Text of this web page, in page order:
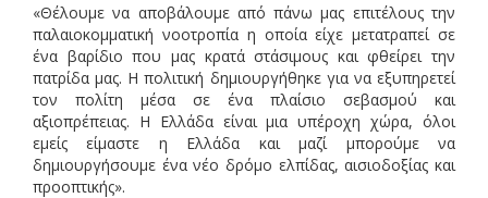
«Θέλουμε να αποβάλουμε από πάνω μας επιτέλους την
παλαιοκομματική νοοτροπία η οποία είχε μετατραπεί σε
ένα βαρίδιο που μας κρατά στάσιμους και φθείρει την
πατρίδα μας. Η πολιτική δημιουργήθηκε για να εξυπηρετεί
τον πολίτη μέσα σε ένα πλαίσιο σεβασμού και
αξιοπρέπειας. Η Ελλάδα είναι μια υπέροχη χώρα, όλοι
εμείς είμαστε η Ελλάδα και μαζί μπορούμε να
δημιουργήσουμε ένα νέο δρόμο ελπίδας, αισιοδοξίας και
προοπτικής».